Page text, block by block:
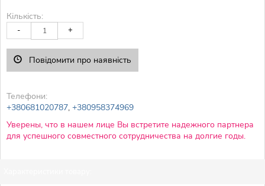
Кількість:
- +
Повідомити про наявність
Телефони:
+380681020787, +380958374969
Уверены, что в нашем лице Вы встретите надежного партнера
для успешного совместного сотрудничества на долгие годы.